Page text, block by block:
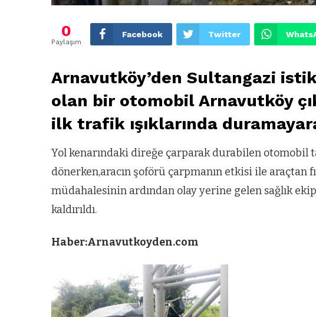
0
Paylaşım
Facebook Twitter
Arnavutköy’den Sultangazi
olan bir otomobil Arnavutköy
ilk trafik ışıklarında
Yol kenarındaki direğe çarparak durabilen otomobil
dönerken,aracın şoförü çarpmanın etkisi ile araçtan
müdahalesinin ardından olay yerine gelen sağlık
kaldırıldı.
Haber:Arnavutkoyden.com